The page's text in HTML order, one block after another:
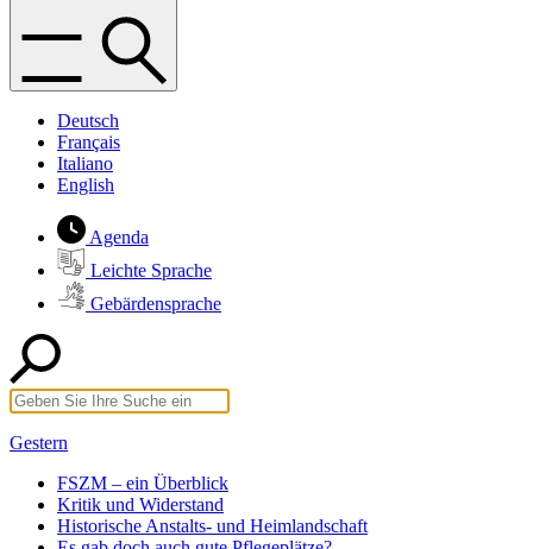
Deutsch
Français
Italiano
English
Agenda
Leichte Sprache
Gebärdensprache
Gestern
FSZM – ein Überblick
Kritik und Widerstand
Historische Anstalts- und Heimlandschaft